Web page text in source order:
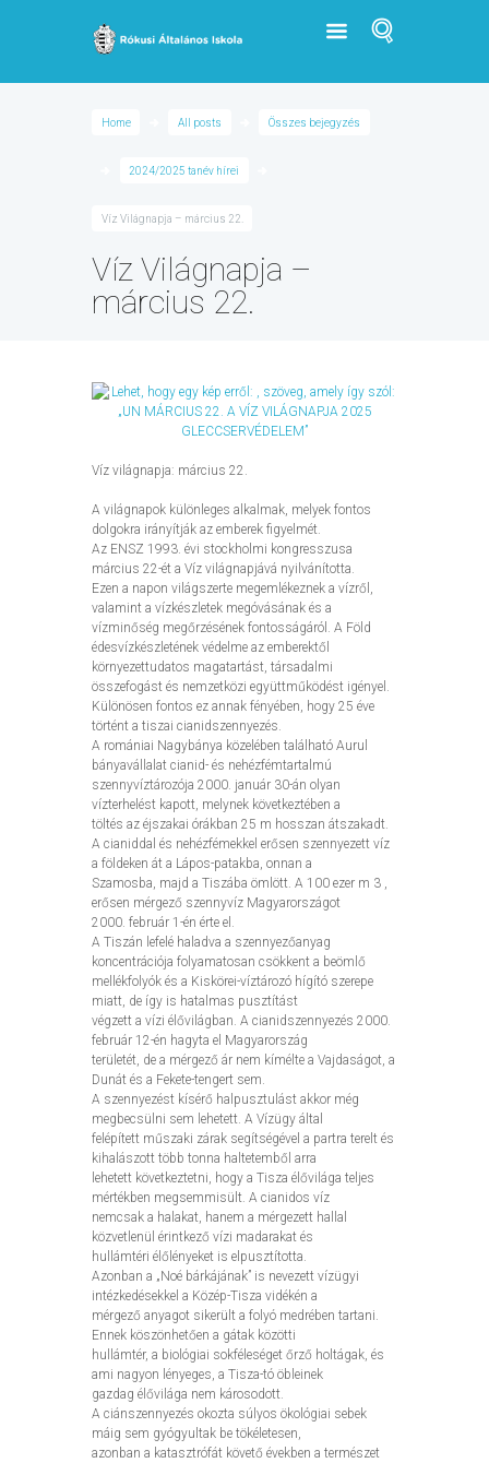
Home All posts Összes bejegyzés
2024/2025 tanév hírei
Víz Világnapja – március 22.
Víz Világnapja –
március 22.
Víz világnapja: március 22.
A világnapok különleges alkalmak, melyek fontos
dolgokra irányítják az emberek figyelmét.
Az ENSZ 1993. évi stockholmi kongresszusa
március 22-ét a Víz világnapjává nyilvánította.
Ezen a napon világszerte megemlékeznek a vízről,
valamint a vízkészletek megóvásának és a
vízminőség megőrzésének fontosságáról. A Föld
édesvízkészletének védelme az emberektől
környezettudatos magatartást, társadalmi
összefogást és nemzetközi együttműködést igényel.
Különösen fontos ez annak fényében, hogy 25 éve
történt a tiszai cianidszennyezés.
A romániai Nagybánya közelében található Aurul
bányavállalat cianid- és nehézfémtartalmú
szennyvíztározója 2000. január 30-án olyan
vízterhelést kapott, melynek következtében a
töltés az éjszakai órákban 25 m hosszan átszakadt.
A cianiddal és nehézfémekkel erősen szennyezett víz
a földeken át a Lápos-patakba, onnan a
Szamosba, majd a Tiszába ömlött. A 100 ezer m 3 ,
erősen mérgező szennyvíz Magyarországot
2000. február 1-én érte el.
A Tiszán lefelé haladva a szennyezőanyag
koncentrációja folyamatosan csökkent a beömlő
mellékfolyók és a Kiskörei-víztározó hígító szerepe
miatt, de így is hatalmas pusztítást
végzett a vízi élővilágban. A cianidszennyezés 2000.
február 12-én hagyta el Magyarország
területét, de a mérgező ár nem kímélte a Vajdaságot, a
Dunát és a Fekete-tengert sem.
A szennyezést kísérő halpusztulást akkor még
megbecsülni sem lehetett. A Vízügy által
felépített műszaki zárak segítségével a partra terelt és
kihalászott több tonna haltetemből arra
lehetett következtetni, hogy a Tisza élővilága teljes
mértékben megsemmisült. A cianidos víz
nemcsak a halakat, hanem a mérgezett hallal
közvetlenül érintkező vízi madarakat és
hullámtéri élőlényeket is elpusztította.
Azonban a „Noé bárkájának” is nevezett vízügyi
intézkedésekkel a Közép-Tisza vidékén a
mérgező anyagot sikerült a folyó medrében tartani.
Ennek köszönhetően a gátak közötti
hullámtér, a biológiai sokféleséget őrző holtágak, és
ami nagyon lényeges, a Tisza-tó öbleinek
gazdag élővilága nem károsodott.
A ciánszennyezés okozta súlyos ökológiai sebek
máig sem gyógyultak be tökéletesen,
azonban a katasztrófát követő években a természet